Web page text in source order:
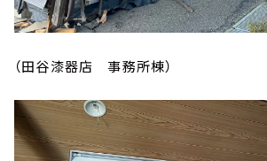
（田谷漆器店 事務所棟）